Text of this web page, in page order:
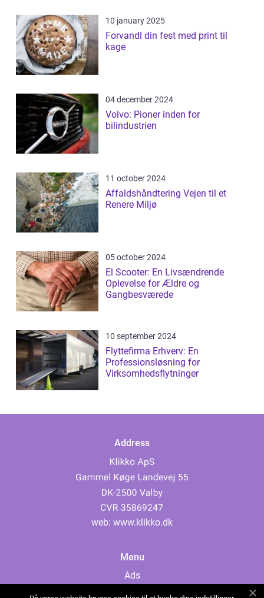
10 january 2025
Forvandl din fest med print til
kage
04 december 2024
Volvo: Pioner inden for
bilindustrien
11 october 2024
Affaldshåndtering Vejen til et
Renere Miljø
05 october 2024
El Scooter: En Livsændrende
Oplevelse for Ældre og
Gangbesværede
10 september 2024
Flyttefirma Erhverv: En
Professionsløsning for
Virksomhedsflytninger
Address
web: www.klikko.dk
Menu
Ads